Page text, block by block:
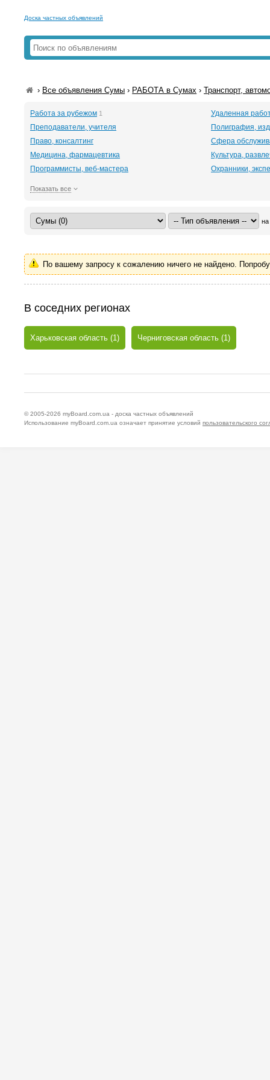
Доска частных объявлений
› Все объявления Сумы › РАБОТА в Сумах ›Транспорт,
Работа за рубежом 1
Удаленная
Преподаватели, учителя
Полиграфия,
Право, консалтинг
Сфера
Медицина, фармацевтика
Культура,
Программисты, веб-мастера
Охранники,
Показать все
на
По вашему запросу к сожалению ничего не найдено.
В соседних регионах
Харьковская область (1) Черниговская область (1)
© 2005-2026 myBoard.com.ua - доска частных объявлений
Использование myBoard.com.ua означает принятие условий пользовательского